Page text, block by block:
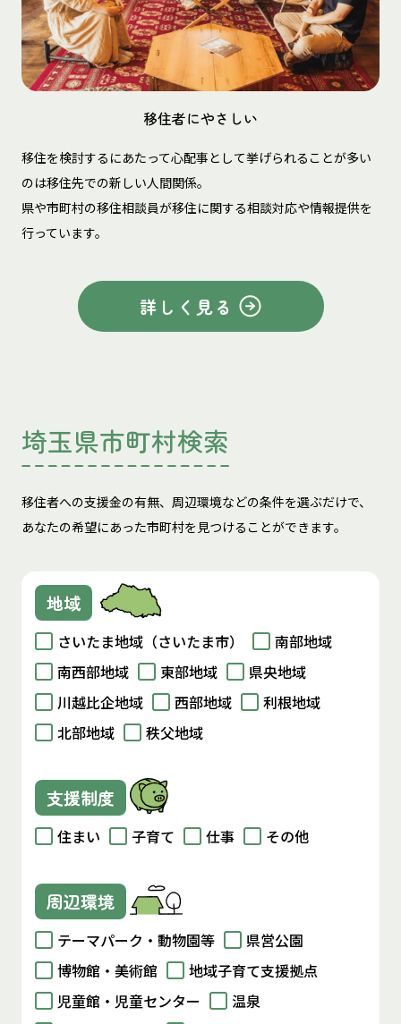
移住者にやさしい
移住を検討するにあたって心配事として挙げられることが多い
のは移住先での新しい人間関係。
県や市町村の移住相談員が移住に関する相談対応や情報提供を
行っています。
詳しく見る
埼玉県市町村検索
移住者への支援金の有無、周辺環境などの条件を選ぶだけで、
あなたの希望にあった市町村を見つけることができます。
地域
さいたま地域（さいたま市）
南部地域
南西部地域
東部地域
県央地域
川越比企地域
西部地域
利根地域
北部地域
秩父地域
支援制度
住まい 子育て 仕事 その他
周辺環境
テーマパーク・動物園等
県営公園
博物館・美術館
地域子育て支援拠点
児童館・児童センター
温泉